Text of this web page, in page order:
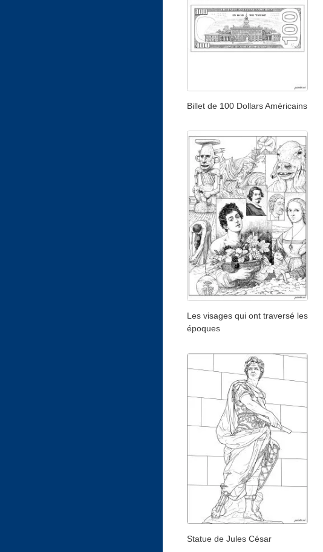
Billet de 100 Dollars Américains
Les visages qui ont traversé les
époques
Statue de Jules César